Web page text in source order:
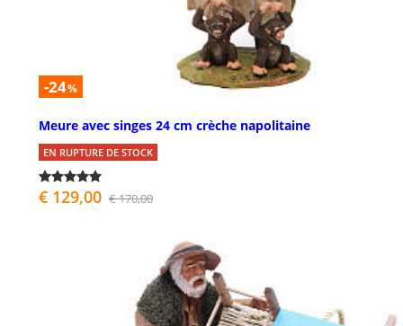
-24%
Meure avec singes 24 cm crèche napolitaine
EN RUPTURE DE STOCK
€ 129,00 € 170,00